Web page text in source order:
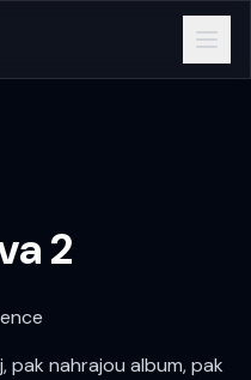
2
pak nahrajou album, pak